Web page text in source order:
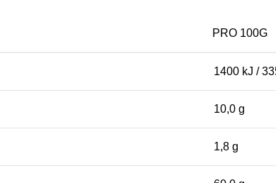
PRO 100G
1400 kJ /
10,0 g
1,8 g